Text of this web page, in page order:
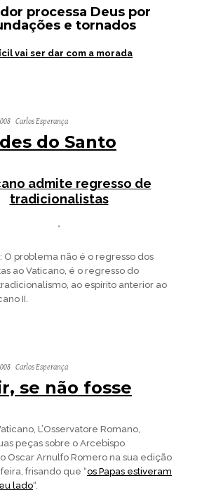
processa Deus por
e tornados
vai ser dar com a morada
Carlos Esperança
do Santo
admite regresso de
tradicionalistas
*
: O problema não é o regresso dos
ao Vaticano, é o regresso do
ao espírito anterior ao
II.
Carlos Esperança
se não fosse
L’Osservatore Romano,
peças sobre o Arcebispo
Oscar Arnulfo Romero na sua edição
frisando que “os Papas estiveram
lado“.